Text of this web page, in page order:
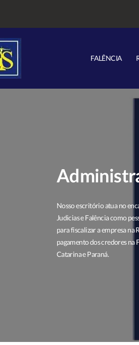
FALÊNCIA
Nosso escritório atua no
Judicias e Falência como
para fiscalizar a empresa na
pagamento dos credores na
Catarina e Paraná.